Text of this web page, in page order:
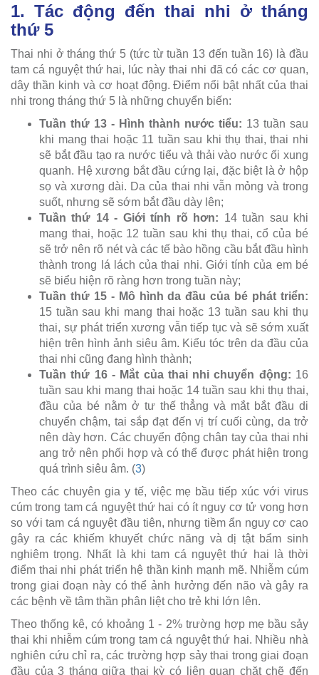
1. Tác động đến thai nhi ở tháng
thứ 5
Thai nhi ở tháng thứ 5 (tức từ tuần 13 đến tuần 16) là đầu
tam cá nguyệt thứ hai, lúc này thai nhi đã có các cơ quan,
dây thần kinh và cơ hoạt động. Điểm nổi bật nhất của thai
nhi trong tháng thứ 5 là những chuyển biến:
Tuần thứ 13 - Hình thành nước tiểu: 13 tuần sau
khi mang thai hoặc 11 tuần sau khi thụ thai, thai nhi
sẽ bắt đầu tạo ra nước tiểu và thải vào nước ối xung
quanh. Hệ xương bắt đầu cứng lại, đặc biệt là ở hộp
sọ và xương dài. Da của thai nhi vẫn mỏng và trong
suốt, nhưng sẽ sớm bắt đầu dày lên;
Tuần thứ 14 - Giới tính rõ hơn: 14 tuần sau khi
mang thai, hoặc 12 tuần sau khi thụ thai, cổ của bé
sẽ trở nên rõ nét và các tế bào hồng cầu bắt đầu hình
thành trong lá lách của thai nhi. Giới tính của em bé
sẽ biểu hiện rõ ràng hơn trong tuần này;
Tuần thứ 15 - Mô hình da đầu của bé phát triển:
15 tuần sau khi mang thai hoặc 13 tuần sau khi thụ
thai, sự phát triển xương vẫn tiếp tục và sẽ sớm xuất
hiện trên hình ảnh siêu âm. Kiểu tóc trên da đầu của
thai nhi cũng đang hình thành;
Tuần thứ 16 - Mắt của thai nhi chuyển động: 16
tuần sau khi mang thai hoặc 14 tuần sau khi thụ thai,
đầu của bé nằm ở tư thế thẳng và mắt bắt đầu di
chuyển chậm, tai sắp đạt đến vị trí cuối cùng, da trở
nên dày hơn. Các chuyển động chân tay của thai nhi
ang trở nên phối hợp và có thể được phát hiện trong
quá trình siêu âm. (3)
Theo các chuyên gia y tế, việc mẹ bầu tiếp xúc với virus
cúm trong tam cá nguyệt thứ hai có ít nguy cơ tử vong hơn
so với tam cá nguyệt đầu tiên, nhưng tiềm ẩn nguy cơ cao
gây ra các khiếm khuyết chức năng và dị tật bẩm sinh
nghiêm trọng. Nhất là khi tam cá nguyệt thứ hai là thời
điểm thai nhi phát triển hệ thần kinh mạnh mẽ. Nhiễm cúm
trong giai đoạn này có thể ảnh hưởng đến não và gây ra
các bệnh về tâm thần phân liệt cho trẻ khi lớn lên.
Theo thống kê, có khoảng 1 - 2% trường hợp mẹ bầu sảy
thai khi nhiễm cúm trong tam cá nguyệt thứ hai. Nhiều nhà
nghiên cứu chỉ ra, các trường hợp sảy thai trong giai đoạn
đầu của 3 tháng giữa thai kỳ có liên quan chặt chẽ đến